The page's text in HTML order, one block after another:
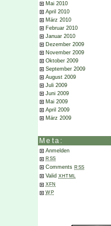
Mai 2010
April 2010
März 2010
Februar 2010
Januar 2010
Dezember 2009
November 2009
Oktober 2009
September 2009
August 2009
Juli 2009
Juni 2009
Mai 2009
April 2009
März 2009
Meta:
Anmelden
RSS
Comments RSS
Valid XHTML
XFN
WP